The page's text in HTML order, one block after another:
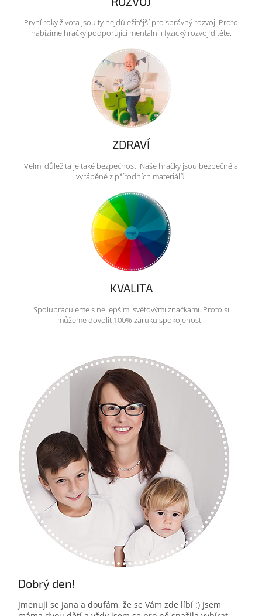
První roky života jsou ty nejdůležitější pro správný rozvoj. Proto
nabízíme hračky podporující mentální i fyzický rozvoj dítěte.
ZDRAVÍ
Velmi důležitá je také bezpečnost. Naše hračky jsou bezpečné a
vyráběné z přírodních materiálů.
KVALITA
Spolupracujeme s nejlepšími světovými značkami. Proto si
můžeme dovolit 100% záruku spokojenosti.
Dobrý den!
Jmenuji se Jana a doufám, že se Vám zde líbí :) Jsem